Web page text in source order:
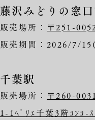
藤沢みどりの窓
販売場所： 〒251-
販売期間：2026/7/
千葉駅
販売場所： 〒260-
1-1ﾍﾟﾘｴ千葉3階ｺﾝｺ-